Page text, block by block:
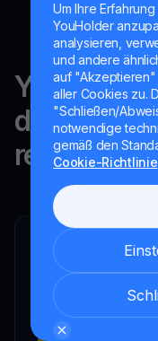
Um Ihre
YouHolder
analysieren,
und andere
auf "Akzeptieren"
aller Cookies zu.
"Schließen/
notwendige
gemäß den
Cookie-Richtlinie
YouHodler
der EU und
reguliert.
YouHodler
YouHodler